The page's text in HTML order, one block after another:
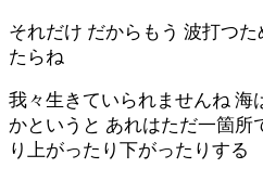
それだけ だからもう 波打つ
たらね
我々生きていられませんね 海
かというと あれはただ一箇所
り上がったり下がったりする